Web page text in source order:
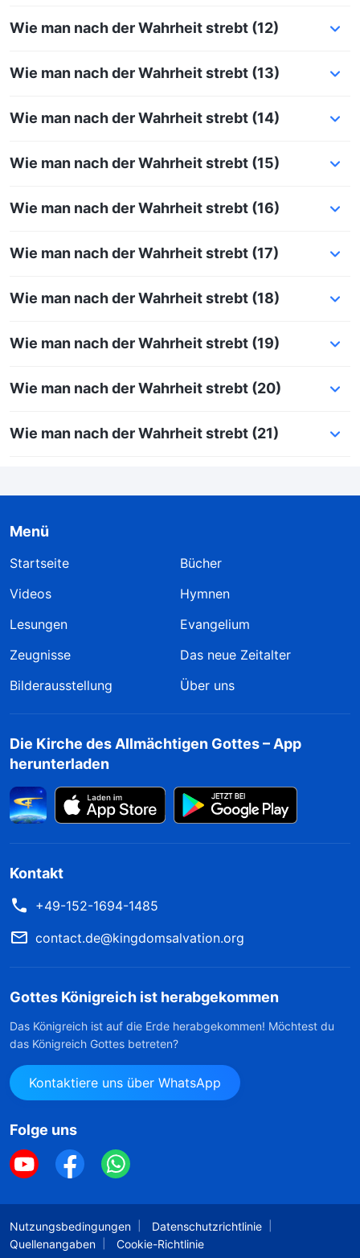
Wie man nach der Wahrheit strebt (12)
Wie man nach der Wahrheit strebt (13)
Wie man nach der Wahrheit strebt (14)
Wie man nach der Wahrheit strebt (15)
Wie man nach der Wahrheit strebt (16)
Wie man nach der Wahrheit strebt (17)
Wie man nach der Wahrheit strebt (18)
Wie man nach der Wahrheit strebt (19)
Wie man nach der Wahrheit strebt (20)
Wie man nach der Wahrheit strebt (21)
Menü
Startseite
Bücher
Videos
Hymnen
Lesungen
Evangelium
Zeugnisse
Das neue Zeitalter
Bilderausstellung
Über uns
Die Kirche des Allmächtigen Gottes – App
herunterladen
Kontakt
+49-152-1694-1485
contact.de@kingdomsalvation.org
Gottes Königreich ist herabgekommen
Das Königreich ist auf die Erde herabgekommen! Möchtest du
das Königreich Gottes betreten?
Kontaktiere uns über WhatsApp
Folge uns
Nutzungsbedingungen
Datenschutzrichtlinie
Quellenangaben
Cookie-Richtlinie